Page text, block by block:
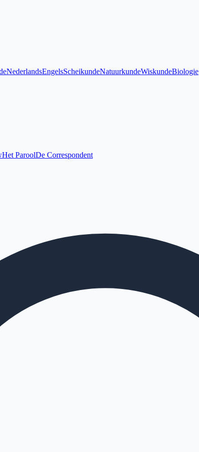
NederlandsEngelsScheikundeNatuurkundeWiskundeBiologie
Het ParoolDe Correspondent